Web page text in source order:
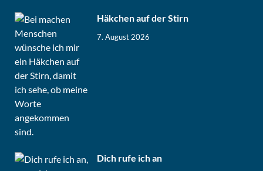
Häkchen auf der Stirn
7. August 2026
Dich rufe ich an